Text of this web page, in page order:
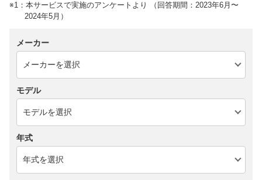
※1：本サービスで実施のアンケートより （回答期間：2023年6月〜
2024年5月）
メーカー
モデル
年式